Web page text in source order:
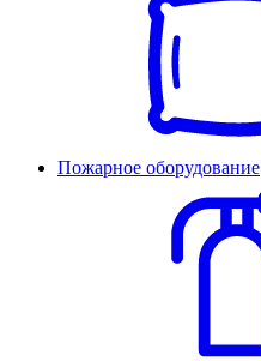
Пожарное оборудование